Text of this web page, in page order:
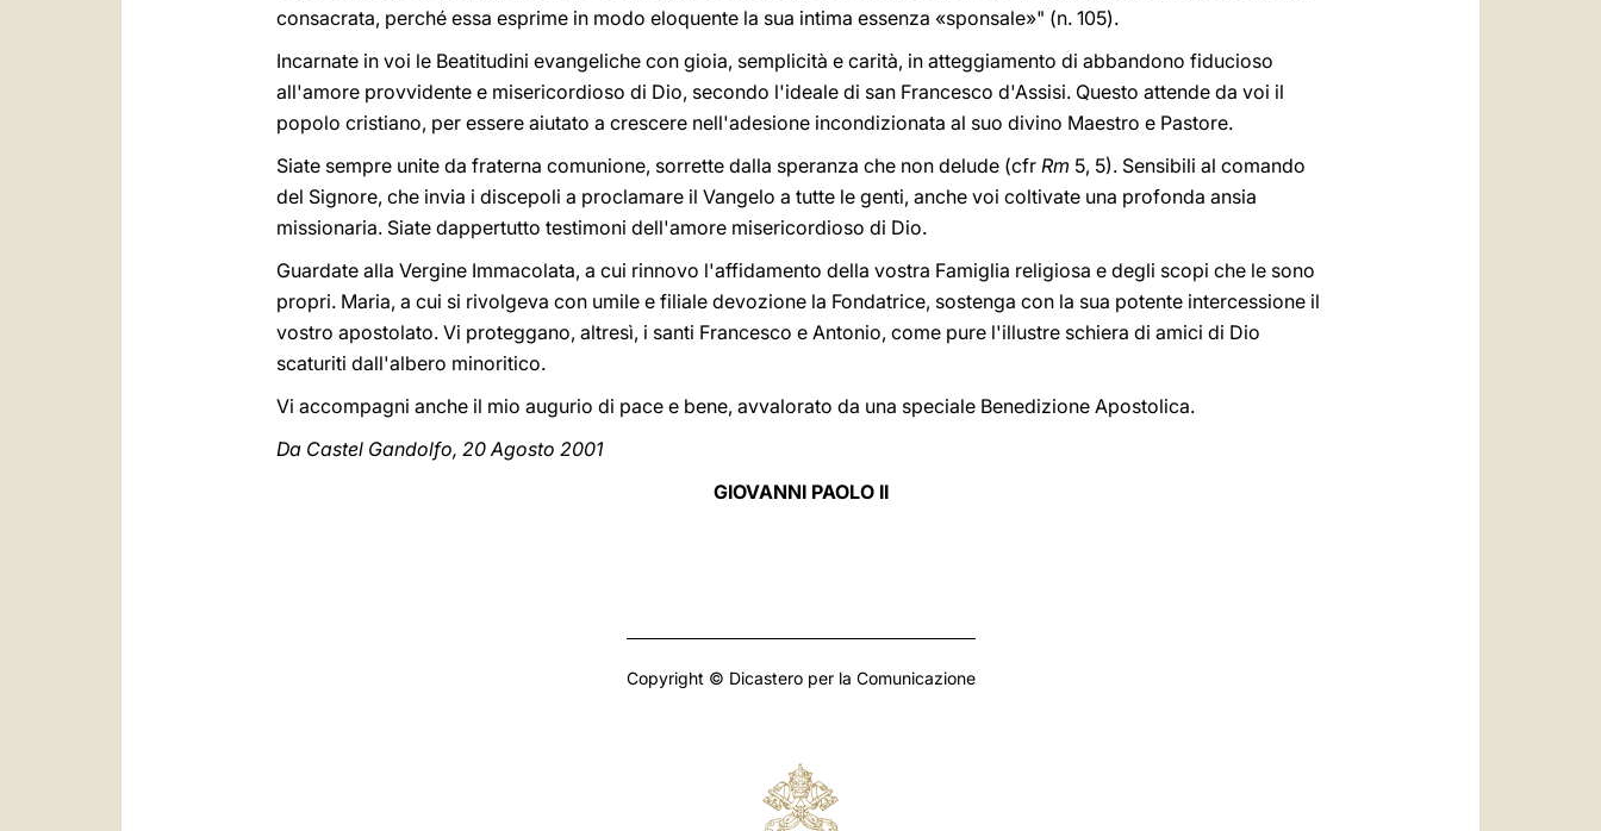
consacrata, perché essa esprime in modo eloquente la sua intima essenza «sponsale»" (n. 105).
Incarnate in voi le Beatitudini evangeliche con gioia, semplicità e carità, in atteggiamento di abbandono fiducioso
all'amore provvidente e misericordioso di Dio, secondo l'ideale di san Francesco d'Assisi. Questo attende da voi il
popolo cristiano, per essere aiutato a crescere nell'adesione incondizionata al suo divino Maestro e Pastore.
Siate sempre unite da fraterna comunione, sorrette dalla speranza che non delude (cfr Rm 5, 5). Sensibili al comando
del Signore, che invia i discepoli a proclamare il Vangelo a tutte le genti, anche voi coltivate una profonda ansia
missionaria. Siate dappertutto testimoni dell'amore misericordioso di Dio.
Guardate alla Vergine Immacolata, a cui rinnovo l'affidamento della vostra Famiglia religiosa e degli scopi che le sono
propri. Maria, a cui si rivolgeva con umile e filiale devozione la Fondatrice, sostenga con la sua potente intercessione il
vostro apostolato. Vi proteggano, altresì, i santi Francesco e Antonio, come pure l'illustre schiera di amici di Dio
scaturiti dall'albero minoritico.
Vi accompagni anche il mio augurio di pace e bene, avvalorato da una speciale Benedizione Apostolica.
Da Castel Gandolfo, 20 Agosto 2001
GIOVANNI PAOLO II
Copyright © Dicastero per la Comunicazione